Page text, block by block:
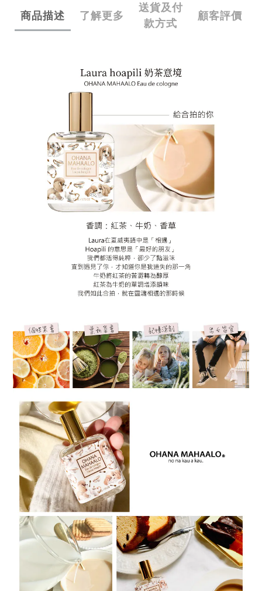
商品描述 了解更多
送貨及付
款方式
顧客評價